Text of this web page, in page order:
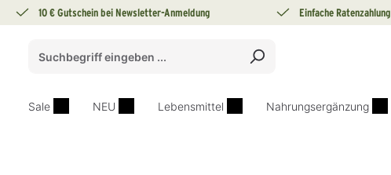
Zur Hauptnavigation springen
10 € Gutschein bei Newsletter-Anmeldung Einfache Ratenzahlung
Sale NEU Lebensmittel Nahrungsergänzung